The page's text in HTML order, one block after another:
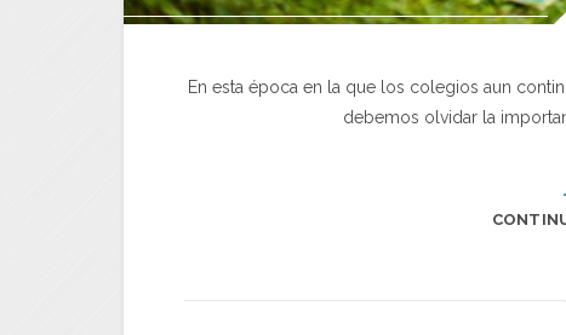
En esta época en la que los colegios aun
debemos olvidar la